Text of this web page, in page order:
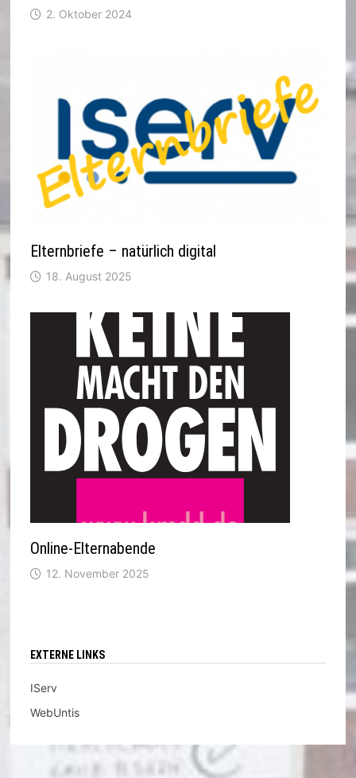
2. Oktober 2024
Elternbriefe – natürlich digital
18. August 2025
Online-Elternabende
12. November 2025
EXTERNE LINKS
IServ
WebUntis